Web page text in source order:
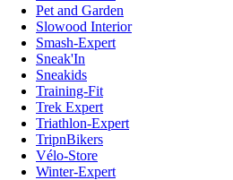
Pet and Garden
Slowood Interior
Smash-Expert
Sneak'In
Sneakids
Training-Fit
Trek Expert
Triathlon-Expert
TripnBikers
Vélo-Store
Winter-Expert